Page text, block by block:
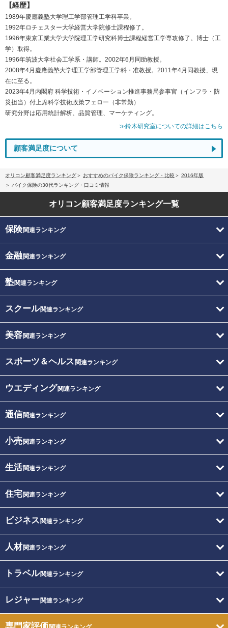
【経歴】
1989年慶應義塾大学理工学部管理工学科卒業。
1992年ロチェスター大学経営大学院修士課程修了。
1996年東京工業大学大学院理工学研究科博士課程経営工学専攻修了。博士（工
学）取得。
1996年筑波大学社会工学系・講師。2002年6月同助教授。
2008年4月慶應義塾大学理工学部管理工学科・准教授。2011年4月同教授、現
在に至る。
2023年4月内閣府 科学技術・イノベーション推進事務局参事官（インフラ・防
災担当）付上席科学技術政策フェロー（非常勤）
研究分野は応用統計解析、品質管理、マーケティング。
≫鈴木研究室についての詳細はこちら
顧客満足度について
オリコン顧客満足度ランキング おすすめのバイク保険ランキング・比較
2016年版
バイク保険の30代ランキング・口コミ情報
オリコン顧客満足度ランキング一覧
保険関連ランキング
金融関連ランキング
塾関連ランキング
スクール関連ランキング
美容関連ランキング
スポーツ＆ヘルス 関連ランキング
ウエディング関連ランキング
通信関連ランキング
小売関連ランキング
生活関連ランキング
住宅関連ランキング
ビジネス 関連ランキング
人材関連ランキング
トラベル関連ランキング
レジャー関連ランキング
専門家評価